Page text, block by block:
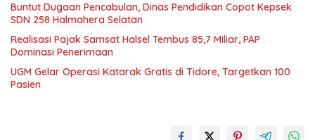
Buntut Dugaan Pencabulan, Dinas Pendidikan Copot Kepsek
SDN 258 Halmahera Selatan
Realisasi Pajak Samsat Halsel Tembus 85,7 Miliar, PAP
Dominasi Penerimaan
UGM Gelar Operasi Katarak Gratis di Tidore, Targetkan 100
Pasien